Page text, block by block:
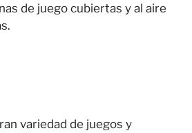
de juego cubiertas y al aire
variedad de juegos y